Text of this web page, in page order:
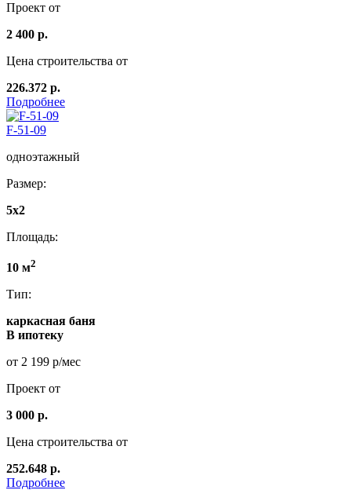
Проект от
2 400 р.
Цена строительства от
226.372 р.
Подробнее
F-51-09
одноэтажный
Размер:
5x2
Площадь:
10 м2
Тип:
каркасная баня
В ипотеку
от 2 199 р/мес
Проект от
3 000 р.
Цена строительства от
252.648 р.
Подробнее